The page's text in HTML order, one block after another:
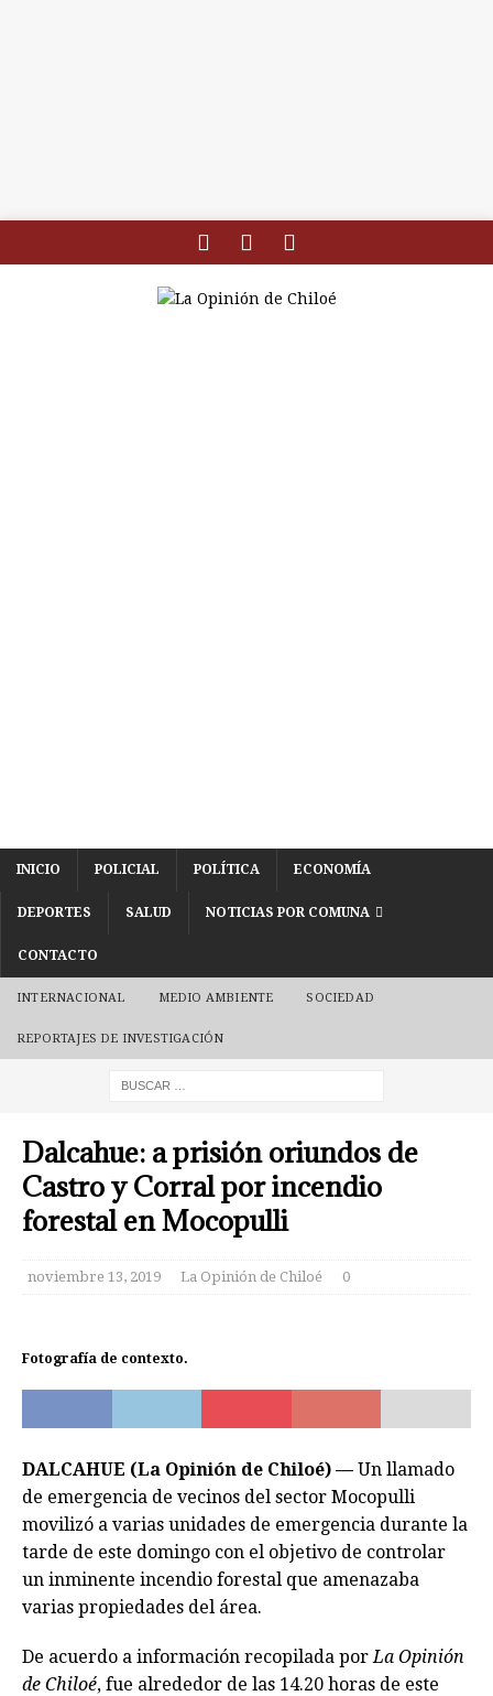
INICIO POLICIAL POLÍTICA ECONOMÍA
DEPORTES SALUD NOTICIAS POR COMUNA
CONTACTO
INTERNACIONAL MEDIO AMBIENTE SOCIEDAD
REPORTAJES DE INVESTIGACIÓN
Dalcahue: a prisión oriundos de
Castro y Corral por incendio
forestal en Mocopulli
noviembre 13, 2019 La Opinión de Chiloé 0
Fotografía de contexto.
DALCAHUE (La Opinión de Chiloé) — Un llamado
de emergencia de vecinos del sector Mocopulli
movilizó a varias unidades de emergencia durante la
tarde de este domingo con el objetivo de controlar
un inminente incendio forestal que amenazaba
varias propiedades del área.
De acuerdo a información recopilada porLa Opinión
de Chiloé, fue alrededor de las 14.20 horas de este